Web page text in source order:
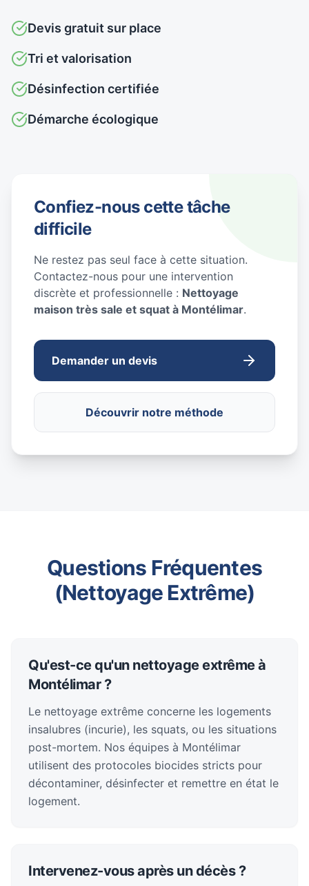
Devis gratuit sur place
Tri et valorisation
Désinfection certifiée
Démarche écologique
Confiez-nous cette tâche
difficile
Ne restez pas seul face à cette situation.
Contactez-nous pour une intervention
discrète et professionnelle : Nettoyage
maison très sale et squat à Montélimar.
Demander un devis
Découvrir notre méthode
Questions Fréquentes
(Nettoyage Extrême)
Qu'est-ce qu'un nettoyage extrême à
Montélimar ?
Le nettoyage extrême concerne les logements
insalubres (incurie), les squats, ou les situations
post-mortem. Nos équipes à Montélimar
utilisent des protocoles biocides stricts pour
décontaminer, désinfecter et remettre en état le
logement.
Intervenez-vous après un décès ?